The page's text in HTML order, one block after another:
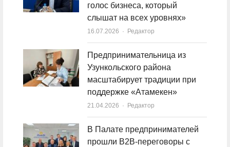
голос бизнеса, который
слышат на всех уровнях»
16.07.2026 Author
Редактор
Предпринимательница из
Узункольского района
масштабирует традиции при
поддержке «Атамекен»
21.04.2026 Author
Редактор
В Палате предпринимателей
прошли B2B-переговоры с